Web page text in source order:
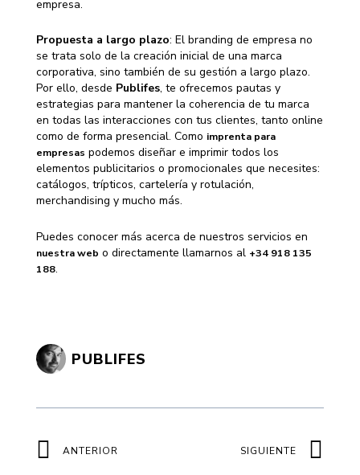
empresa.
Propuesta a largo plazo: El branding de empresa no
se trata solo de la creación inicial de una marca
corporativa, sino también de su gestión a largo plazo.
Por ello, desde Publifes, te ofrecemos pautas y
estrategias para mantener la coherencia de tu marca
en todas las interacciones con tus clientes, tanto online
como de forma presencial. Como imprenta para
empresas podemos diseñar e imprimir todos los
elementos publicitarios o promocionales que necesites:
catálogos, trípticos, cartelería y rotulación,
merchandising y mucho más.
Puedes conocer más acerca de nuestros servicios en
nuestra web o directamente llamarnos al +34 918 135
188.
PUBLIFES
Ant
ANTERIOR SIGUIENTE